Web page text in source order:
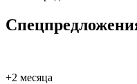
+2 месяца